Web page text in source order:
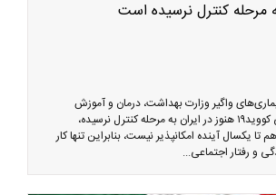
مرحله کنترل نرسیده است
واگیر وزارت بهداشت، درمان و آموزش
پزشکی گفت: اپیدمی کووید۱۹ هنوز در ایران به مرحله کنترل نرسیده،
یکسال آینده امکانپذیر نیست، بنابراین تنها کار
و رفتار اجتماعی...